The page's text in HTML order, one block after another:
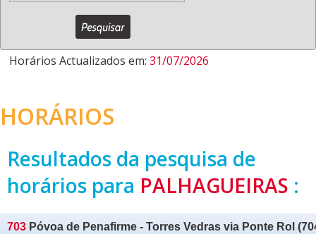
Horários Actualizados em: 31/07/2026
HORÁRIOS
Resultados da pesquisa de
horários para PALHAGUEIRAS :
703 Póvoa de Penafirme - Torres Vedras via Ponte Rol